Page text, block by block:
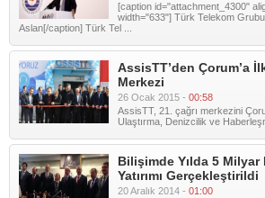
[caption id="attachment_4300"
width="633"] Türk Telekom
Aslan[/caption] Türk Tel ...
AssisTT’den Çorum’a
Merkezi
26 Ocak 2015 - 00:58
AssisTT, 21. çağrı merkezini
Ulaştırma, Denizcilik ve
Bilişimde Yılda 5 Milyar
Yatırımı Gerçekleştirildi
20 Aralık 2014 - 01:00